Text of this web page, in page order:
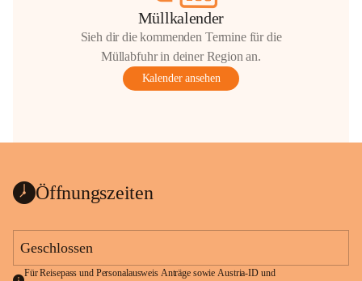
Müllkalender
Sieh dir die kommenden Termine für die
Müllabfuhr in deiner Region an.
Kalender ansehen
Öffnungszeiten
Geschlossen
Für Reisepass und Personalausweis Anträge sowie Austria-ID und